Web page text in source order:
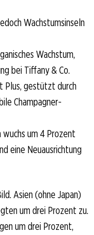
Wachstumsinseln
Wachstum,
bei Tiffany & Co.
Plus, gestützt durch
Champagner-
wuchs um 4 Prozent
eine Neuausrichtung
Asien (ohne Japan)
um drei Prozent zu.
um drei Prozent,